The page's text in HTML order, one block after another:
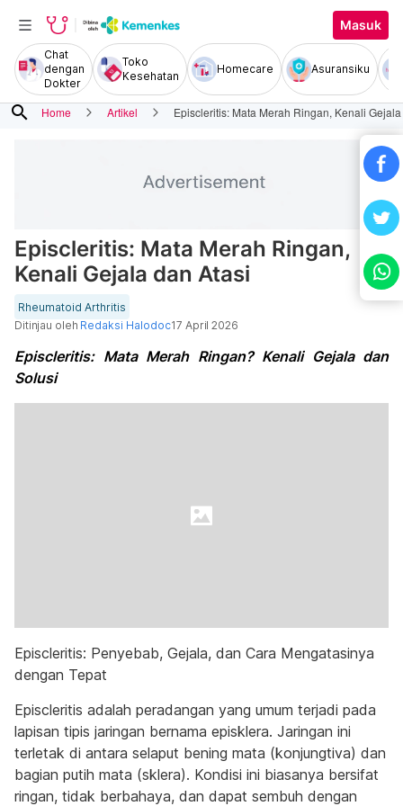
Masuk
Chat
dengan
Dokter
Toko
Kesehatan
Homecare Asuransiku
search Home Artikel Episcleritis: Mata Merah Ringan, Kenali
Episcleritis: Mata Merah Ringan,
Kenali Gejala dan Atasi
Rheumatoid Arthritis
Ditinjau oleh Redaksi Halodoc17 April 2026
Episcleritis: Mata Merah Ringan? Kenali Gejala dan
Solusi
Episcleritis: Penyebab, Gejala, dan Cara Mengatasinya
dengan Tepat
Episcleritis adalah peradangan yang umum terjadi pada
lapisan tipis jaringan bernama episklera. Jaringan ini
terletak di antara selaput bening mata (konjungtiva) dan
bagian putih mata (sklera). Kondisi ini biasanya bersifat
ringan, tidak berbahaya, dan dapat sembuh dengan